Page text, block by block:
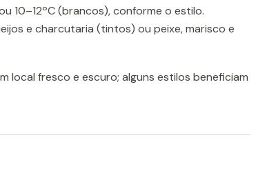
10–12ºC (brancos), conforme o estilo.
e charcutaria (tintos) ou peixe, marisco e
local fresco e escuro; alguns estilos beneficiam